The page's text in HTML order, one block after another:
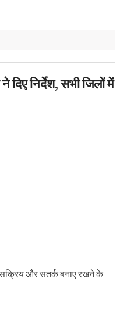
निर्देश, सभी जिलों में
सक्रिय और सतर्क बनाए रखने के